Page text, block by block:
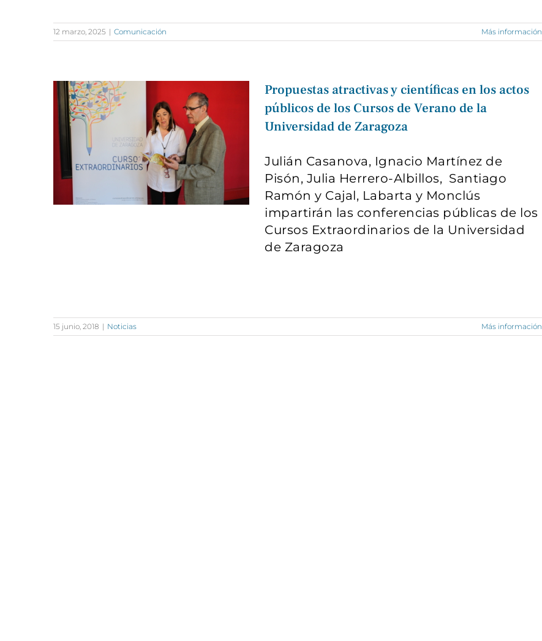
12 marzo, 2025 | Comunicación Más información
Propuestas atractivas y científicas en los actos
públicos de los Cursos de Verano de la
Universidad de Zaragoza
Julián Casanova, Ignacio Martínez de
Pisón, Julia Herrero-Albillos, Santiago
Ramón y Cajal, Labarta y Monclús
impartirán las conferencias públicas de los
Cursos Extraordinarios de la Universidad
de Zaragoza
15 junio, 2018 | Noticias Más información